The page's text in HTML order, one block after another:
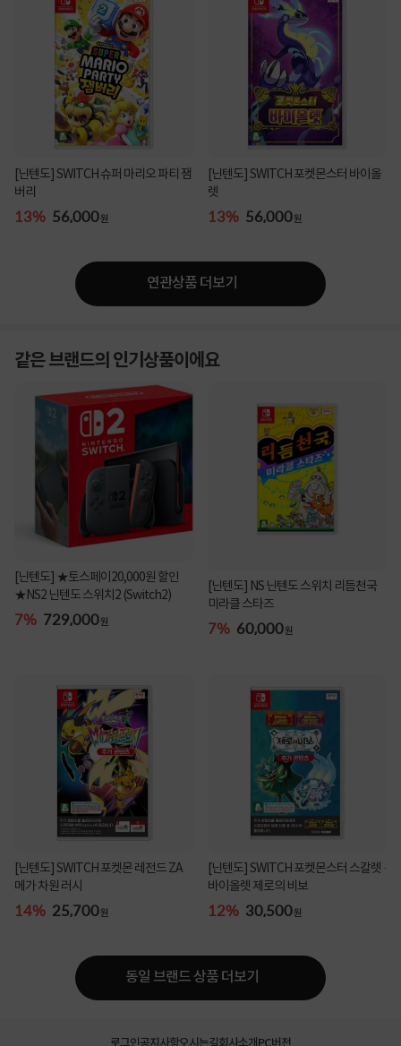
[닌텐도] SWITCH 슈퍼 마리오 파티 잼
버리
13% 56,000원
[닌텐도] SWITCH 포켓몬스터 바이올
렛
13% 56,000원
연관상품 더보기
같은 브랜드의 인기상품이에요
[닌텐도] ★토스페이20,000원 할인
★NS2 닌텐도 스위치2 (Switch2)
7% 729,000원
[닌텐도] NS 닌텐도 스위치 리듬천국
미라클 스타즈
7% 60,000원
[닌텐도] SWITCH 포켓몬 레전드 ZA
메가 차원 러시
14% 25,700원
[닌텐도] SWITCH 포켓몬스터 스칼렛 ·
바이올렛 제로의 비보
12% 30,500원
동일 브랜드 상품 더보기
로그인공지사항오시는길회사소개PC버전